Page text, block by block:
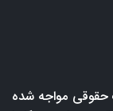
حقوقی مواجه شده